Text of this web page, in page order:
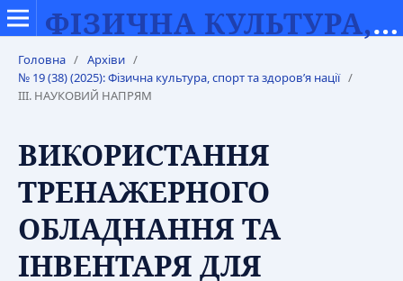
ФІЗИЧНА КУЛЬТУРА, СПОРТ ТА ЗДОРОВ’Я НАЦІЇ
Головна / Архіви /
№ 19 (38) (2025): Фізична культура, спорт та здоров’я нації /
ІІІ. НАУКОВИЙ НАПРЯМ
ВИКОРИСТАННЯ
ТРЕНАЖЕРНОГО
ОБЛАДНАННЯ ТА
ІНВЕНТАРЯ ДЛЯ